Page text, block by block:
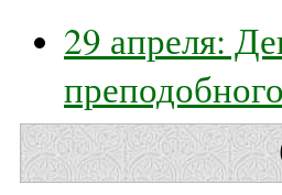
29 апреля: